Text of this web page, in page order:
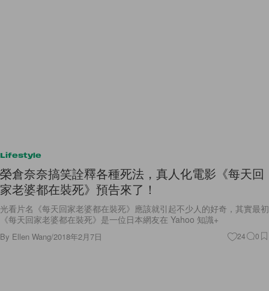
Lifestyle
榮倉奈奈搞笑詮釋各種死法，真人化電影《每天回
家老婆都在裝死》預告來了！
光看片名《每天回家老婆都在裝死》應該就引起不少人的好奇，其實最初
《每天回家老婆都在裝死》是一位日本網友在 Yahoo 知識+
By Ellen Wang/2018年2月7日 24 0